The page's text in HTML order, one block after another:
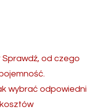
od czego
wybrać odpowiedni